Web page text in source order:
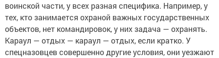
воинской части, у всех разная специфика. Например, у
тех, кто занимается охраной важных государственных
объектов, нет командировок, у них задача — охранять.
Караул — отдых — караул — отдых, если кратко. У
спецназовцев совершенно другие условия, они уезжают